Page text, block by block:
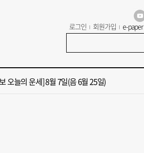
로그인 회원가입 e-paper
했는데, 또"…퇴임 앞두고 가짜 청첩장 뿌린 초등 교장 송치
보 오늘의 운세] 8월 7일(음 6월 25일)
오늘의 운세] 8월 5일(음 6월 23일)